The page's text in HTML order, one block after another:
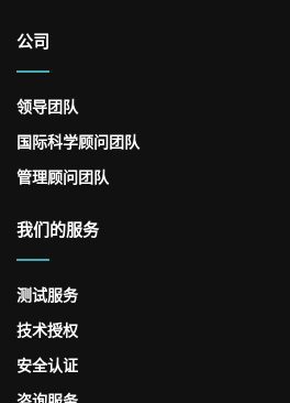
公司
领导团队
国际科学顾问团队
管理顾问团队
我们的服务
测试服务
技术授权
安全认证